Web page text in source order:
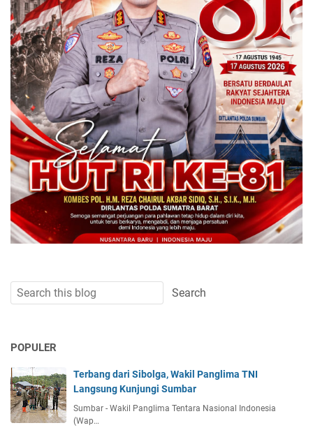
POPULER
Terbang dari Sibolga, Wakil Panglima TNI
Langsung Kunjungi Sumbar
Sumbar - Wakil Panglima Tentara Nasional Indonesia
(Wap…